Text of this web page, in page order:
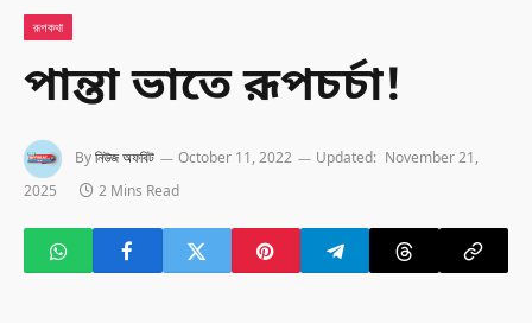
রূপকথা
পান্তা ভাতে রূপচর্চা!
Byনিউজ অফবিট October 11, 2022 Updated: November 21,
2025
2 Mins Read